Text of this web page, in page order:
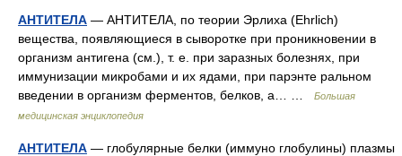
АНТИТЕЛА — АНТИТЕЛА, по теории Эрлиха (Ehrlich)
вещества, появляющиеся в сыворотке при проникновении в
организм антигена (см.), т. е. при заразных болезнях, при
иммунизации микробами и их ядами, при парэнте ральном
введении в организм ферментов, белков, а… …
Большая
медицинская энциклопедия
АНТИТЕЛА — глобулярные белки (иммуно глобулины) плазмы